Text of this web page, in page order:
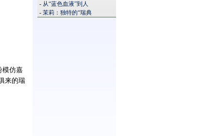
- 从“蓝色血液”到人
- 茉莉：独特的“瑞典
模仿嘉
来的瑞